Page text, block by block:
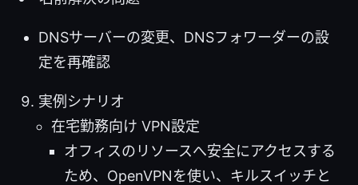
DNSサーバーの変更、DNSフォワーダーの設
定を再確認
実例シナリオ
在宅勤務向け VPN設定
オフィスのリソースへ安全にアクセスする
ため、OpenVPNを使い、キルスイッチと